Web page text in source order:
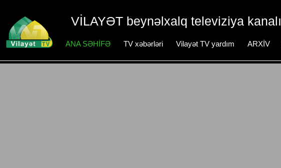
VİLAYƏT beynəlxalq televiziya kanalı
ANA SƏHİFƏ TV xəbərləri Vilayət TV yardım ARXİV